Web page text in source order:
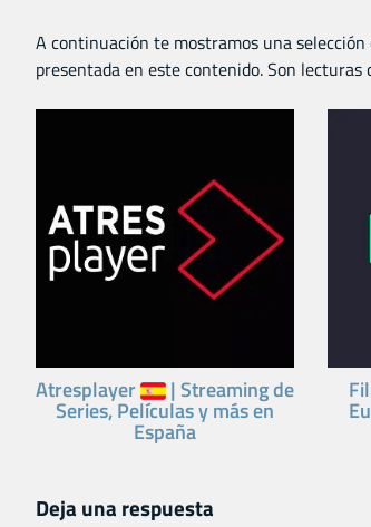
A continuación te mostramos una selección
presentada en este contenido. Son
Atresplayer | Streaming de
Series, Películas y más en
España
Deja una respuesta